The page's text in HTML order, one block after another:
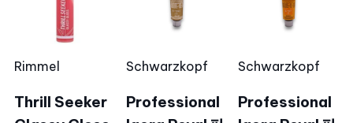
Rimmel
Thrill Seeker
Schwarzkopf
Professional
Schwarzkopf
Professional